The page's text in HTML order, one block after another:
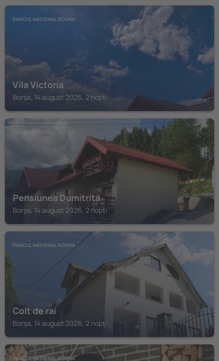
PARCUL NAȚIONAL RODNA
Vila Victoria
Borșa, 14 august 2026, 2 nopți
PARCUL NAȚIONAL RODNA
Pensiunea Dumitrita
Borșa, 14 august 2026, 2 nopți
PARCUL NAȚIONAL RODNA
Colt de rai
Borșa, 14 august 2026, 2 nopți
PARCUL NAȚIONAL RODNA